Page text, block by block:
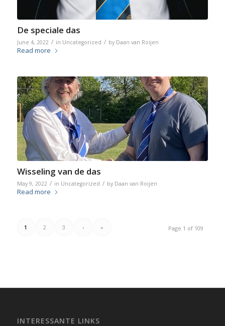
De speciale das
June 4, 2022 / in Uncategorized / by Daan van Roijen
Read more
Wisseling van de das
May 9, 2022 / in Uncategorized / by Daan van Roijen
Read more
Page 1 of 109
1 2 3 › »
INTERESSANTE LINKS